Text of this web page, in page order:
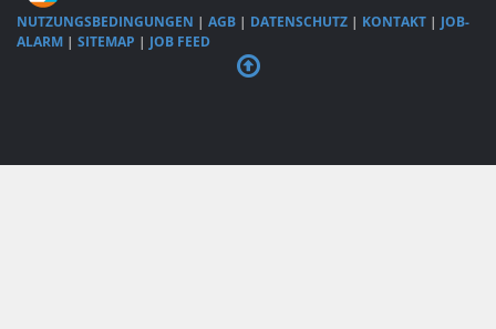
NUTZUNGSBEDINGUNGEN | AGB | DATENSCHUTZ | KONTAKT | JOB-
ALARM | SITEMAP | JOB FEED